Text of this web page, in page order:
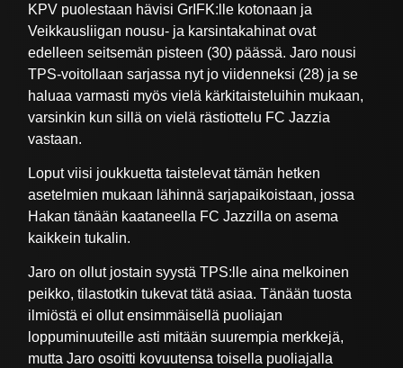
KPV puolestaan hävisi GrIFK:lle kotonaan ja
Veikkausliigan nousu- ja karsintakahinat ovat
edelleen seitsemän pisteen (30) päässä. Jaro nousi
TPS-voitollaan sarjassa nyt jo viidenneksi (28) ja se
haluaa varmasti myös vielä kärkitaisteluihin mukaan,
varsinkin kun sillä on vielä rästiottelu FC Jazzia
vastaan.
Loput viisi joukkuetta taistelevat tämän hetken
asetelmien mukaan lähinnä sarjapaikoistaan, jossa
Hakan tänään kaataneella FC Jazzilla on asema
kaikkein tukalin.
Jaro on ollut jostain syystä TPS:lle aina melkoinen
peikko, tilastotkin tukevat tätä asiaa. Tänään tuosta
ilmiöstä ei ollut ensimmäisellä puoliajan
loppuminuuteille asti mitään suurempia merkkejä,
mutta Jaro osoitti kovuutensa toisella puoliajalla